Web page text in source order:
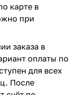
карте в
при
заказа в
оплаты по
для всех
После